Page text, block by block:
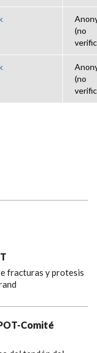
(no
(no
fracturas y protesis
Comité